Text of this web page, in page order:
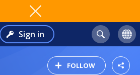
Sign in
FOLLOW